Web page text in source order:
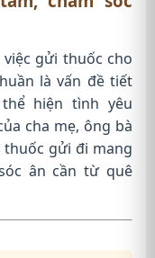
gửi thuốc cho
là vấn đề tiết
hiện tình yêu
cha mẹ, ông bà
thuốc gửi đi mang
ân cần từ quê